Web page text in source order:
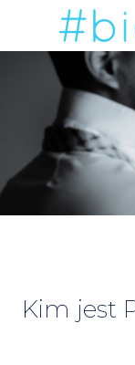
Kim jest